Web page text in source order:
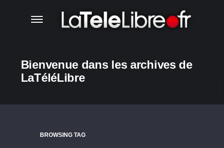
Bienvenue dans les archives de
LaTéléLibre
BROWSING TAG